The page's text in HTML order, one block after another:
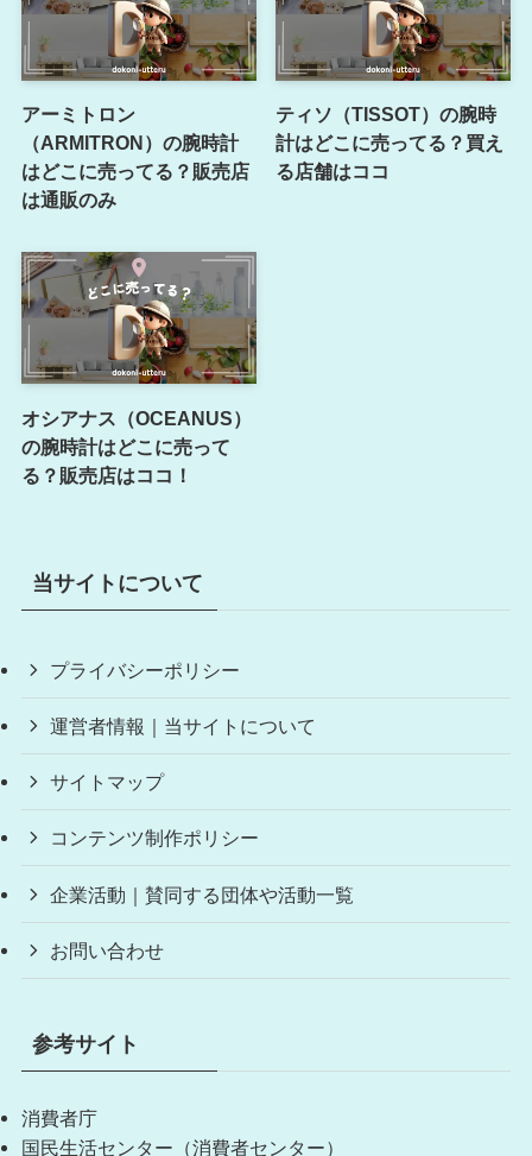
アーミトロン
（ARMITRON）の腕時計
はどこに売ってる？販売店
は通販のみ
ティソ（TISSOT）の腕時
計はどこに売ってる？買え
る店舗はココ
オシアナス（OCEANUS）
の腕時計はどこに売って
る？販売店はココ！
当サイトについて
プライバシーポリシー
運営者情報｜当サイトについて
サイトマップ
コンテンツ制作ポリシー
企業活動｜賛同する団体や活動一覧
お問い合わせ
参考サイト
消費者庁
国民生活センター（消費者センター）